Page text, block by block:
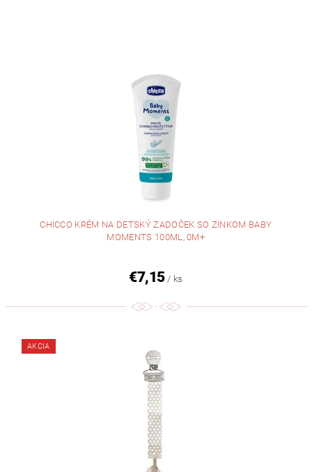
CHICCO KRÉM NA DETSKÝ ZADOČEK SO ZINKOM BABY
MOMENTS 100ML, 0M+
€7,15 / ks
AKCIA